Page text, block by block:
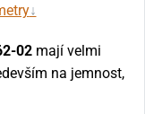
↓
02 mají velmi
na jemnost,